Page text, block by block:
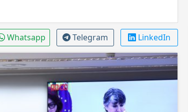
Whatsapp Telegram LinkedIn